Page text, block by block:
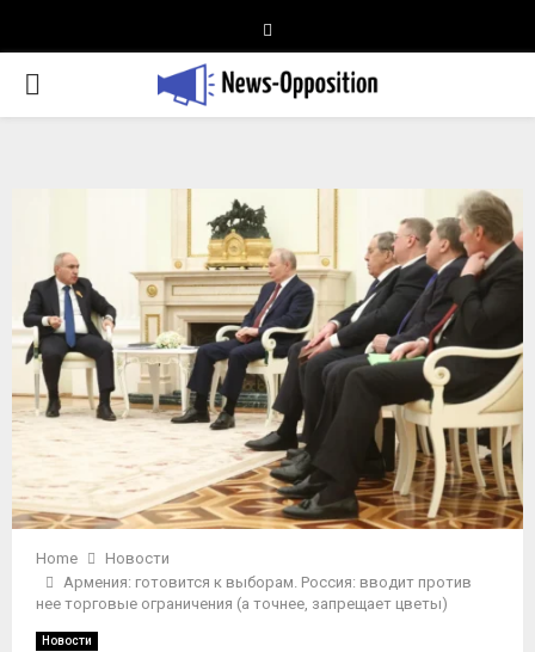
PRIMARY
Home
Новости
Армения: готовится к выборам. Россия: вводит против
нее торговые ограничения (а точнее, запрещает цветы)
Новости